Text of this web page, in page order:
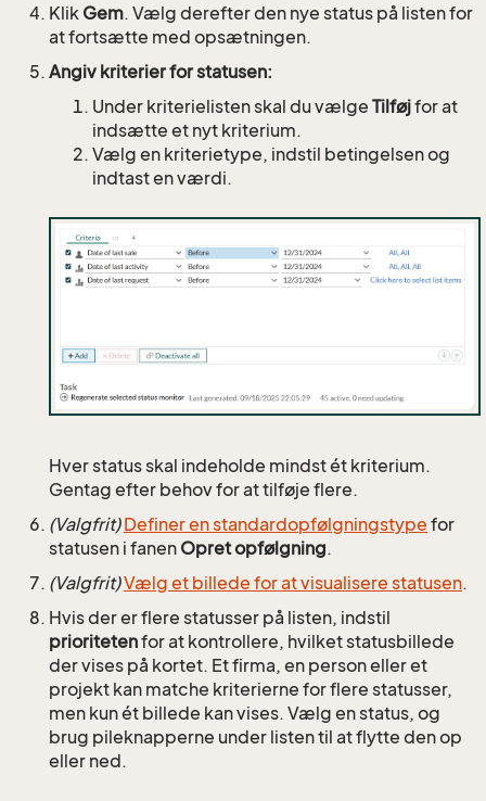
Klik Gem. Vælg derefter den nye status på listen for
at fortsætte med opsætningen.
Angiv kriterier for statusen:
Under kriterielisten skal du vælge Tilføjfor at
indsætte et nyt kriterium.
Vælg en kriterietype, indstil betingelsen og
indtast en værdi.
Hver status skal indeholde mindst ét kriterium.
Gentag efter behov for at tilføje flere.
(Valgfrit) Definer en standardopfølgningstype for
statusen i fanen Opret opfølgning.
(Valgfrit)Vælg et billede for at visualisere statusen.
Hvis der er flere statusser på listen, indstil
prioritetenfor at kontrollere, hvilket statusbillede
der vises på kortet. Et firma, en person eller et
projekt kan matche kriterierne for flere statusser,
men kun ét billede kan vises. Vælg en status, og
brug pileknapperne under listen til at flytte den op
eller ned.